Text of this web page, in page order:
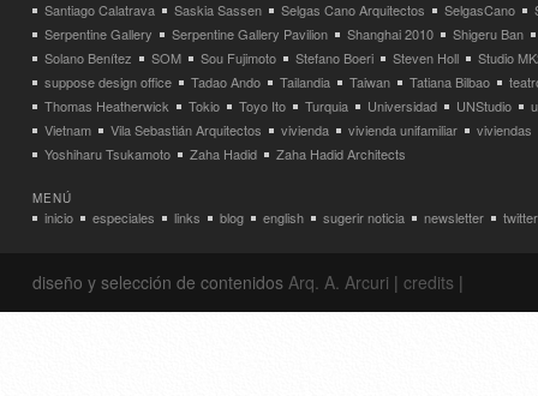
Santiago Calatrava
Saskia Sassen Selgas Cano Arquitectos SelgasCano
Serpentine Gallery
Serpentine Gallery Pavilion Shanghai 2010
Shigeru Ban
Solano Benítez
SOM Sou Fujimoto Stefano Boeri Steven Holl
Studio
suppose design office
Tadao Ando Tailandia Taiwan Tatiana Bilbao
Thomas Heatherwick
Tokio Toyo Ito Turquia Universidad UNStudio
Vietnam
Vila Sebastián Arquitectos vivienda vivienda unifamiliar
viviendas
Yoshiharu Tsukamoto
Zaha Hadid Zaha Hadid Architects
MENÚ
inicio especiales links blog english sugerir noticia newsletter twitter
diseño y selección de contenidos Arq. A. Arcuri | credits |